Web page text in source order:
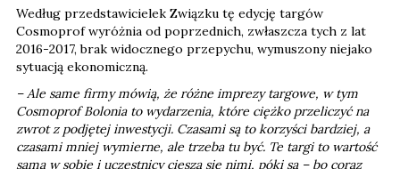
Według przedstawicielek Związku tę edycję targów
Cosmoprof wyróżnia od poprzednich, zwłaszcza tych z lat
2016-2017, brak widocznego przepychu, wymuszony niejako
sytuacją ekonomiczną.
– Ale same firmy mówią, że różne imprezy targowe, w tym
Cosmoprof Bolonia to wydarzenia, które ciężko przeliczyć na
zwrot z podjętej inwestycji. Czasami są to korzyści bardziej, a
czasami mniej wymierne, ale trzeba tu być. Te targi to wartość
sama w sobie i uczestnicy cieszą się nimi, póki są – bo coraz